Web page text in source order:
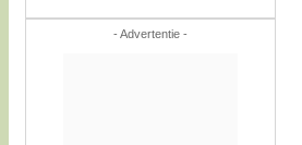
- Advertentie -